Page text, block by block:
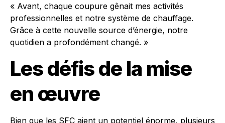
« Avant, chaque coupure gênait mes activités
professionnelles et notre système de chauffage.
Grâce à cette nouvelle source d’énergie, notre
quotidien a profondément changé. »
Les défis de la mise
en œuvre
Bien que les SFC aient un potentiel énorme, plusieurs